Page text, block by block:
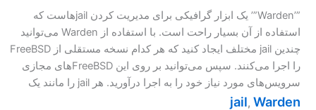
”’Warden”’ یک ابزار گرافیکی برای مدیریت کردن jail‌هاست که
استفاده از آن بسیار راحت است. با استفاده از Warden می‌توانید
چندین jail مختلف ایجاد کنید که هر کدام نسخه مستقلی از FreeBSD
را اجرا می‌کنند. سپس می‌توانید بر روی این FreeBSD‌های مجازی
سرویس‌های مورد نیاز خود را به اجرا در‌آورید. هر jail را مانند یک
jail,Warden